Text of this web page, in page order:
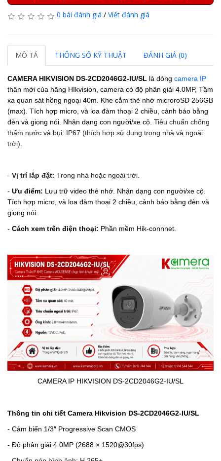
0 bài đánh giá / Viết đánh giá
MÔ TẢ THÔNG SỐ KỸ THUẬT ĐÁNH GIÁ (0)
CAMERA HIKVISION DS-2CD2046G2-IU/SL là dòng camera IP
thân mới của hãng HIkvision, camera có độ phân giải 4.0MP, Tầm
xa quan sát hồng ngoại 40m. Khe cắm thẻ nhớ microroSD 256GB
(max). Tích hợp micro, và loa đàm thoại 2 chiều, cảnh báo bằng
đèn và giọng nói Nhận dạng con người/xe cộ. Tiêu chuẩn chống
thấm nước và bụi: IP67 (thích hợp sử dụng trong nhà và ngoài
trời).
- Vị trí lắp đặt: Trong nhà hoặc ngoài trời.
- Ưu điểm: Lưu trữ video thẻ nhớ. Nhận dạng con người/xe cộ.
Tích hợp micro, và loa đàm thoại 2 chiều, cảnh báo bằng đèn và
giọng nói.
- Cách xem trên điện thoại: Phần mềm Hik-connnet.
CAMERA IP HIKVISION DS-2CD2046G2-IU/SL
Thông tin chi tiết Camera Hikvision DS-2CD2046G2-IU/SL
- Cảm biến 1/3″ Progressive Scan CMOS
- Độ phân giải 4.0MP (2688 × 1520@30fps)